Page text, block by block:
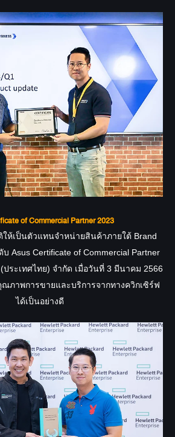
of Commercial Partner 2023
ให้เป็นตัวแทนจำหน่ายสินค้าภายใต้ Brand
Asus Certificate of Commercial Partner
ประเทศไทย) จำกัด เมื่อวันที่ 3 มีนาคม 2566
ภาพการขายและบริการจากทางควิกเซิร์ฟ
ได้เป็นอย่างดี